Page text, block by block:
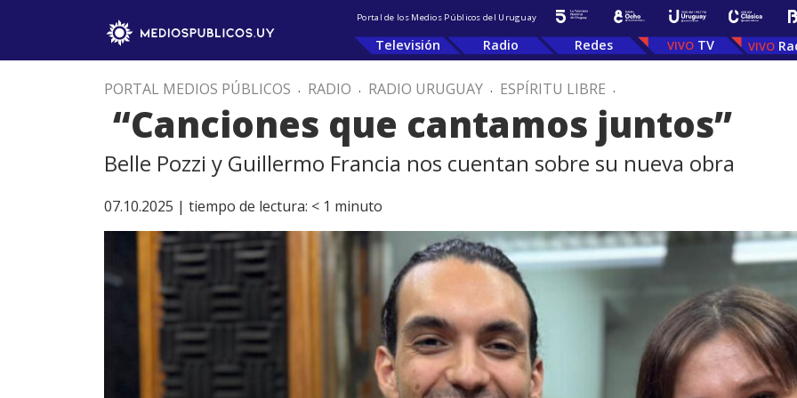
Portal de los Medios Públicos del Uruguay
Televisión Radio Redes TV
PORTAL MEDIOS PÚBLICOS . RADIO . RADIO URUGUAY . ESPÍRITU LIBRE .
“Canciones que cantamos juntos”
Belle Pozzi y Guillermo Francia nos cuentan sobre su nueva obra
07.10.2025 | tiempo de lectura: < 1 minuto